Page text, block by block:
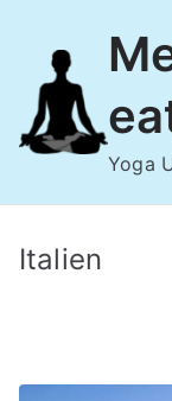
springen
Yoga
Italien